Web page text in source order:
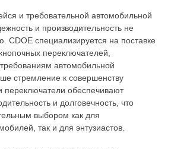
и требовательной автомобильной
и производительность не
CDOE специализируется на поставке
переключателей,
автомобильной
стремление к совершенству
переключатели обеспечивают
и долговечность, что
выбором как для
так и для энтузиастов.